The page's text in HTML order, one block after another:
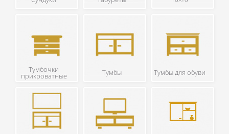
Тумбочки
прикроватные Тумбы Тумбы для обуви